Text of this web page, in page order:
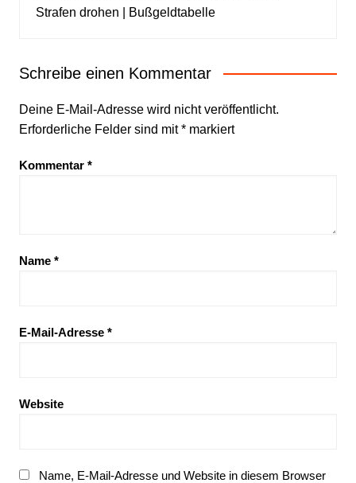
Strafen drohen | Bußgeldtabelle
Schreibe einen Kommentar
Deine E-Mail-Adresse wird nicht veröffentlicht.
Erforderliche Felder sind mit*markiert
Kommentar *
Name *
E-Mail-Adresse *
Website
Name, E-Mail-Adresse und Website in diesem Browser